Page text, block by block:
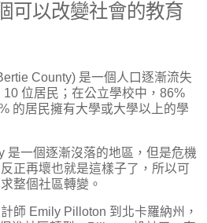
可以改變社會的教育
County) 是一個人口逐漸流失
位居民；在公立學校中，86%
的居民擁有大學或大學以上的學
是一個逐漸沒落的地區，但是危機
正再壞也就是這樣子了，所以可
整個社區轉變。
師 Emily Pilloton 到北卡羅納州，